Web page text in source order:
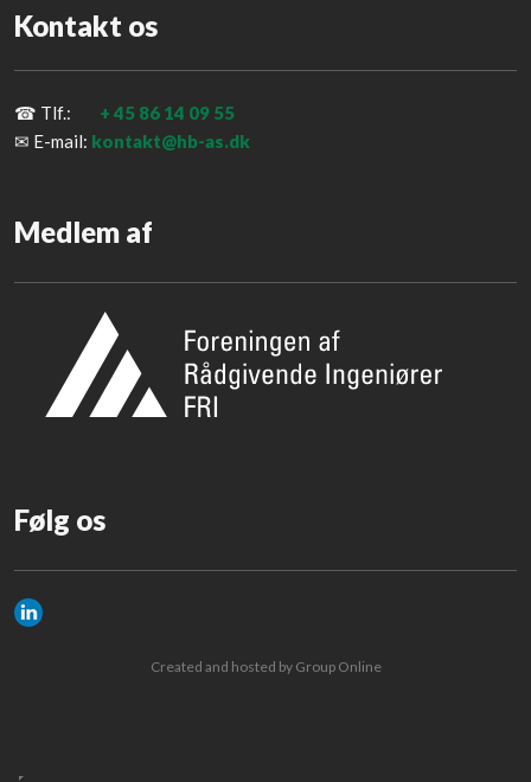
Kontakt os
☎ Tlf.: + 45 86 14 09 55
✉ E-mail: kontakt@hb-as.dk
Medlem af
​Følg os
Created and hosted by Group Online